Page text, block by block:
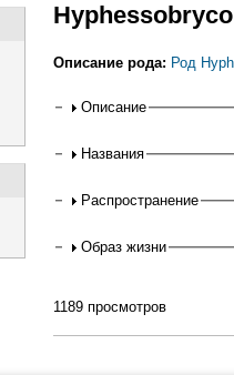
Описание рода: Род
Описание
Названия
Распространение
Образ жизни
1189 просмотров